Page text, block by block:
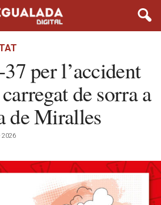
per l’accident
de sorra a
de Miralles
2026